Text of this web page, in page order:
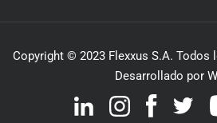
Copyright © 2023 Flexxus S.A. Todos
Desarrollado por